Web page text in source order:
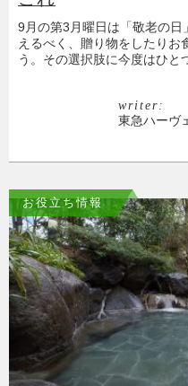
9月の第3月曜日は「敬老の
えるべく、贈り物をしたりお
う。その選択肢に今度はひと
writer:
東急ハーヴ
お役立ち情報